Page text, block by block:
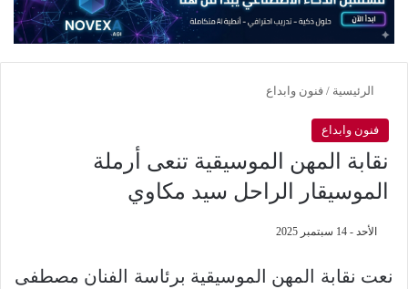
الرئيسية / فنون وابداع
فنون وابداع
نقابة المهن الموسيقية تنعى أرملة
الموسيقار الراحل سيد مكاوي
الأحد - 14 سبتمبر 2025
نعت نقابة المهن الموسيقية برئاسة الفنان مصطفى